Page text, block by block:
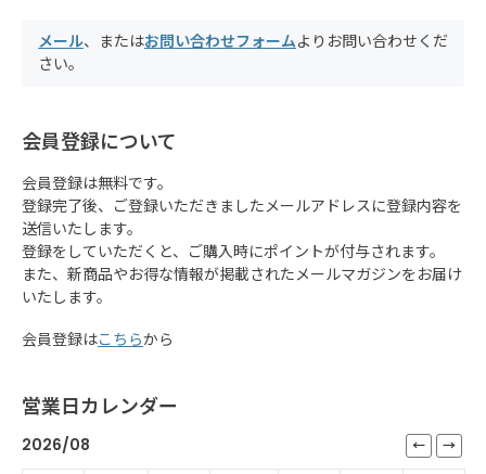
メール、またはお問い合わせフォームよりお問い合わせくだ
さい。
会員登録について
会員登録は無料です。
登録完了後、ご登録いただきましたメールアドレスに登録内容を
送信いたします。
登録をしていただくと、ご購入時にポイントが付与されます。
また、新商品やお得な情報が掲載されたメールマガジンをお届け
いたします。
会員登録はこちらから
営業日カレンダー
2026/08